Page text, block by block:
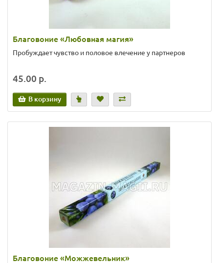
Благовоние «Любовная магия»
Пробуждает чувство и половое влечение у партнеров
45.00 р.
В корзину
Благовоние «Можжевельник»